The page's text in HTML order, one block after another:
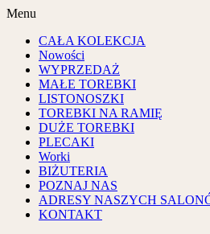
Menu
CAŁA KOLEKCJA
Nowości
WYPRZEDAŻ
MAŁE TOREBKI
LISTONOSZKI
TOREBKI NA RAMIĘ
DUŻE TOREBKI
PLECAKI
Worki
BIŻUTERIA
POZNAJ NAS
ADRESY NASZYCH
KONTAKT